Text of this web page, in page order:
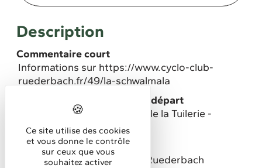
Description
Commentaire court
Informations sur https://www.cyclo-club-
ruederbach.fr/49/la-schwalmala
Lieu de la manifestation/de départ
Salle de la Tuilerie, 100 rue de la Tuilerie -
RUEDERBACH
Organisé par
le Cyclo Club Schwalmala - Ruederbach
Ce site utilise des cookies
et vous donne le contrôle
sur ceux que vous
souhaitez activer